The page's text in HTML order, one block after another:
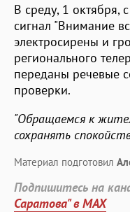
В среду, 1 октября,
сигнал "Внимание
электросирены и
регионального
переданы речевые
проверки.
"Обращаемся к
сохранять
Материал подготовил
Подпишитесь на
Саратова" в MAX